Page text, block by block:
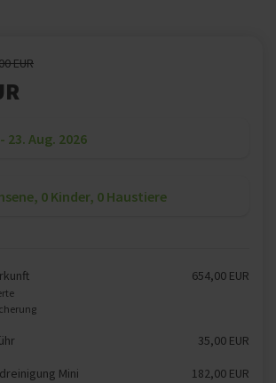
EUR
654,00 EUR
35,00 EUR
Mini
182,00 EUR